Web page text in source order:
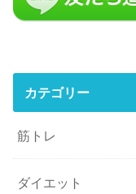
カテゴリー
筋トレ
ダイエット